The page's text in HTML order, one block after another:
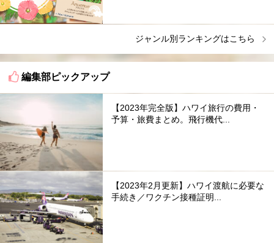
ジャンル別ランキングはこちら
編集部ピックアップ
【2023年完全版】ハワイ旅行の費用・
予算・旅費まとめ。飛行機代...
【2023年2月更新】ハワイ渡航に必要な
手続き／ワクチン接種証明...